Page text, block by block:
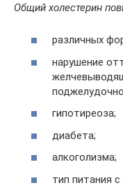
Общий холестерин
различных
нарушение
гипотиреоза;
диабета;
алкоголизма;
тип питания